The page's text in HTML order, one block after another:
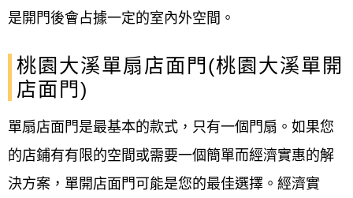
是開門後會占據一定的室內外空間。
桃園大溪單扇店面門(桃園大溪單開
店面門)
單扇店面門是最基本的款式，只有一個門扇。如果您
的店鋪有有限的空間或需要一個簡單而經濟實惠的解
決方案，單開店面門可能是您的最佳選擇。經濟實